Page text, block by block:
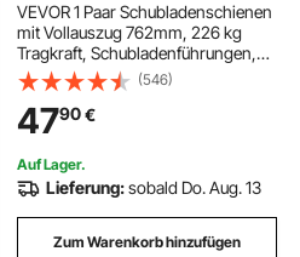
VEVOR 1 Paar Schubladenschienen
mit Vollauszug 762mm, 226 kg
Tragkraft, Schubladenführungen,
Kugellager mit Sperre, seitlich
montierte Teleskopschienen, ideal
für Schränke, Industrieschubladen
(546)
4790€
Auf Lager.
Lieferung:sobald Do. Aug. 13
Zum Warenkorb hinzufügen